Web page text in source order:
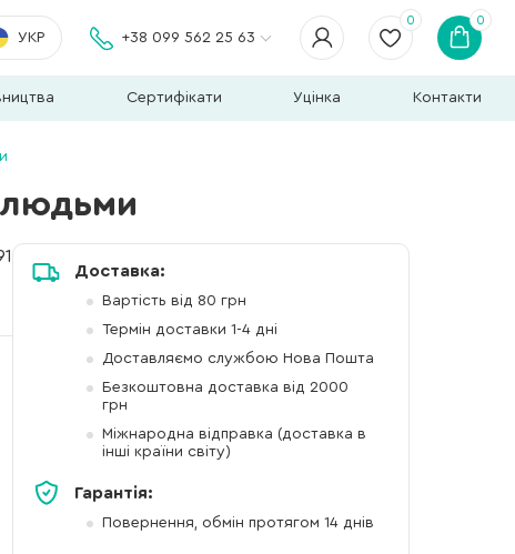
УКР +38 099 562 25 63
0 0
Сертифікати Уцінка Контакти
людьми
Доставка:
Вартість від 80 грн
Термін доставки 1-4 дні
Доставляємо службою Нова Пошта
Безкоштовна доставка від 2000
грн
Міжнародна відправка (доставка в
інші країни світу)
Гарантія:
Повернення, обмін протягом 14 днів